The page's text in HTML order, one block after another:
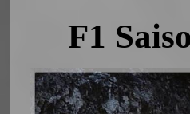
F1